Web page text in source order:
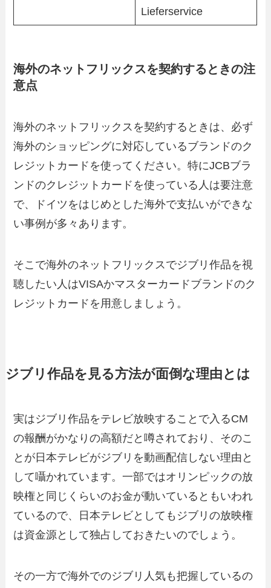
Lieferservice
海外のネットフリックスを契約するときの注
意点
海外のネットフリックスを契約するときは、必ず
海外のショッピングに対応しているブランドのク
レジットカードを使ってください。特にJCBブラ
ンドのクレジットカードを使っている人は要注意
で、ドイツをはじめとした海外で支払いができな
い事例が多々あります。
そこで海外のネットフリックスでジブリ作品を視
聴したい人はVISAかマスターカードブランドのク
レジットカードを用意しましょう。
ジブリ作品を見る方法が面倒な理由とは
実はジブリ作品をテレビ放映することで入るCM
の報酬がかなりの高額だと噂されており、そのこ
とが日本テレビがジブリを動画配信しない理由と
して囁かれています。一部ではオリンピックの放
映権と同じくらいのお金が動いているともいわれ
ているので、日本テレビとしてもジブリの放映権
は資金源として独占しておきたいのでしょう。
その一方で海外でのジブリ人気も把握しているの